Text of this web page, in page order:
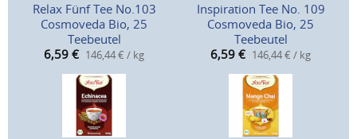
Relax Fünf Tee No.103
Cosmoveda Bio, 25
Teebeutel
6,59 € 146,44 € / kg
Inspiration Tee No. 109
Cosmoveda Bio, 25
Teebeutel
6,59 € 146,44 € / kg